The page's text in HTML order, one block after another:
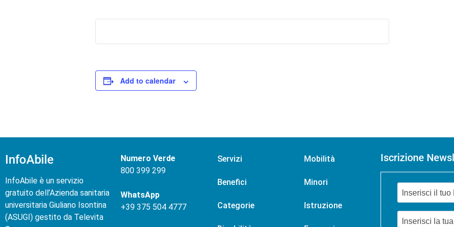
Add to calendar
InfoAbile
InfoAbile è un servizio
gratuito dell’Azienda sanitaria
universitaria Giuliano Isontina
(ASUGI) gestito da Televita
Numero Verde
800 399 299
WhatsApp
+39 375 504 4777
Servizi
Benefici
Categorie
Mobilità
Minori
Istruzione
Iscrizione